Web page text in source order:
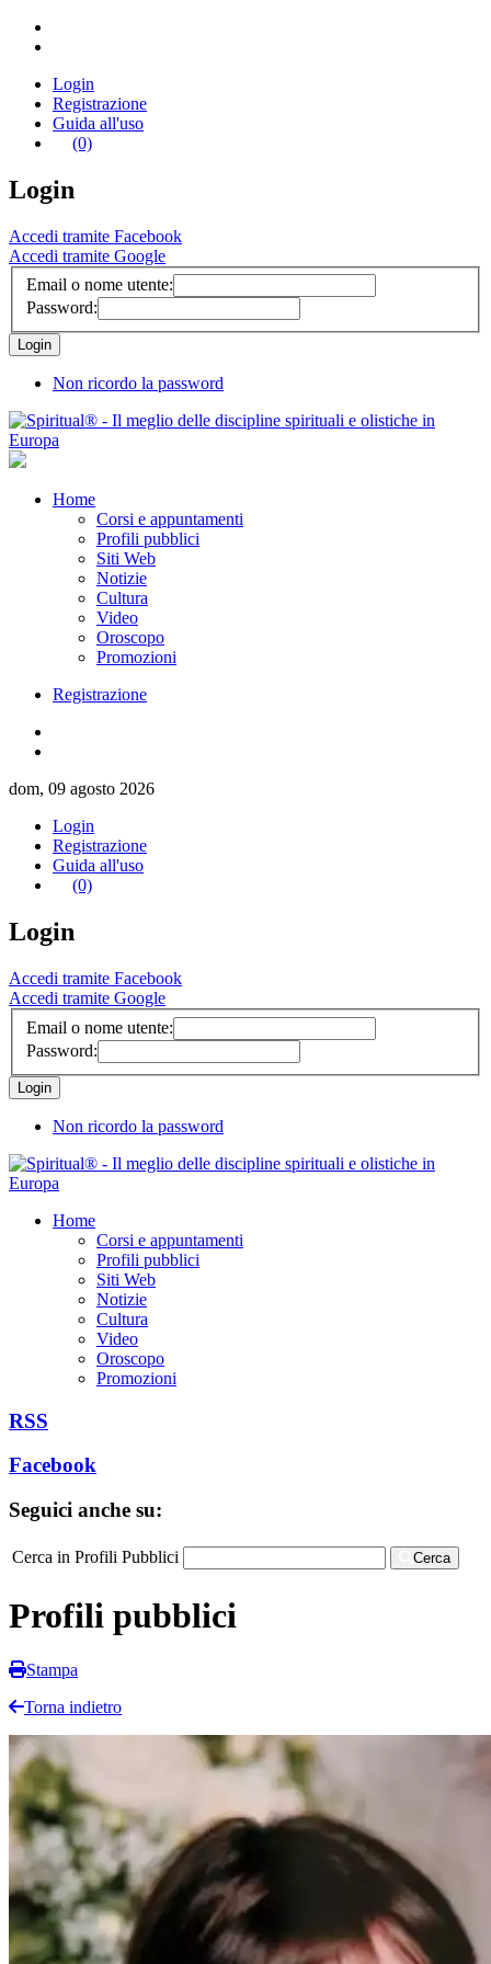
Login
Registrazione
Guida all'uso
(0)
Login
Accedi tramite Facebook
Accedi tramite Google
Email o nome utente:
Password:
Non ricordo la password
Home
Corsi e appuntamenti
Profili pubblici
Siti Web
Notizie
Cultura
Video
Oroscopo
Promozioni
Registrazione
dom, 09 agosto 2026
Login
Registrazione
Guida all'uso
(0)
Login
Accedi tramite Facebook
Accedi tramite Google
Email o nome utente:
Password:
Non ricordo la password
Home
Corsi e appuntamenti
Profili pubblici
Siti Web
Notizie
Cultura
Video
Oroscopo
Promozioni
RSS
Facebook
Seguici anche su:
Cerca in Profili Pubblici Cerca
Profili pubblici
Stampa
Torna indietro